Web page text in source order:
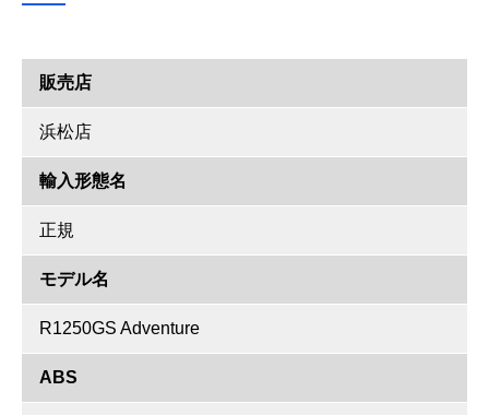
販売店
浜松店
輸入形態名
正規
モデル名
R1250GS Adventure
ABS